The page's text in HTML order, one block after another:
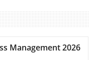
Management 2026